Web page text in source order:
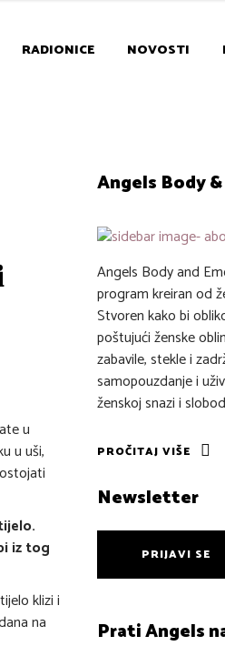
RADIONICE NOVOSTI
u
u uši,
iz tog
klizi i
na
Angels Body
Angels Body and
program kreiran od
Stvoren kako bi
poštujući ženske
zabavile, stekle i
samopouzdanje i
ženskoj snazi i
PROČITAJ VIŠE
Newsletter
PRIJAVI SE
Prati Angels